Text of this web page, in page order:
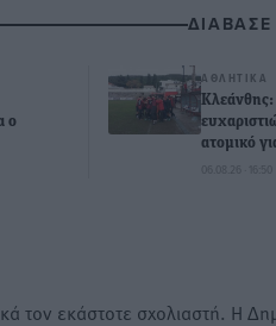
ο
ΑΘΛΗΤΙΚΆ
Κλεάνθης:
ατομικό
06.08.26 · 16:50
τον εκάστοτε σχολιαστή. Η